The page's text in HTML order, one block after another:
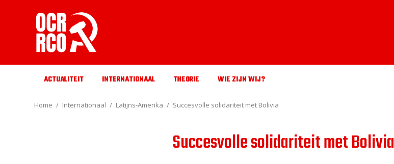
ACTUALITEIT INTERNATIONAAL THEORIE WIE ZIJN WIJ?
Home Internationaal Latijns-Amerika Succesvolle solidariteit met Bolivia
Succesvolle solidariteit met Bolivia